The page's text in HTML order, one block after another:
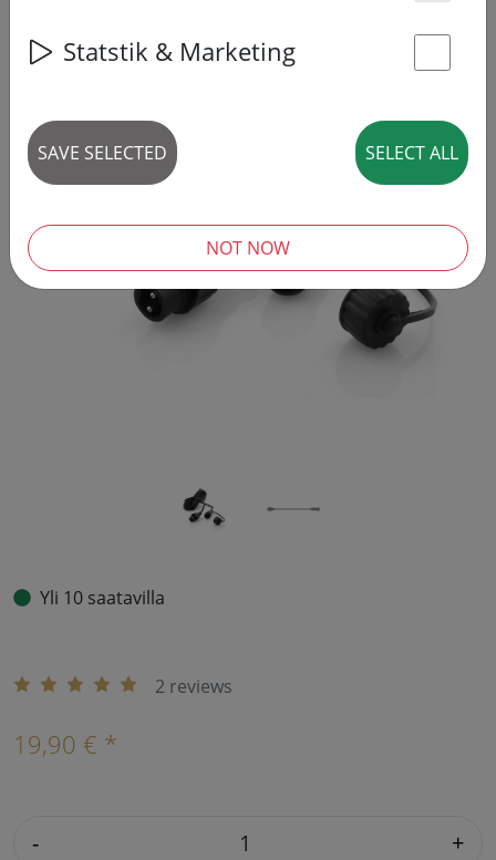
Yli 10 saatavilla
2 reviews
19,90 € *
- +
Statstik & Marketing
SAVE SELECTED SELECT ALL
NOT NOW